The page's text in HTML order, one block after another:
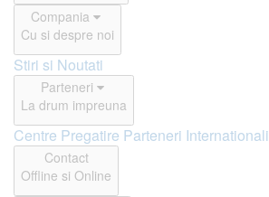
Compania
Cu si despre noi
Stiri si Noutati
Parteneri
La drum impreuna
Centre Pregatire Parteneri Internationali
Contact
Offline si Online